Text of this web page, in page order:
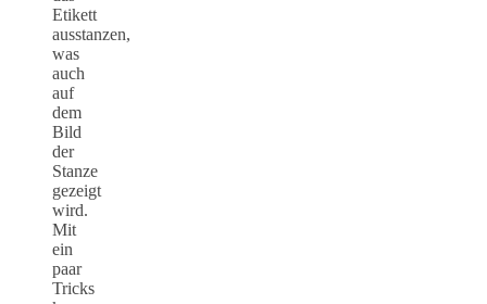
Etikett
ausstanzen,
was
auch
auf
dem
Bild
der
Stanze
gezeigt
wird.
Mit
ein
paar
Tricks